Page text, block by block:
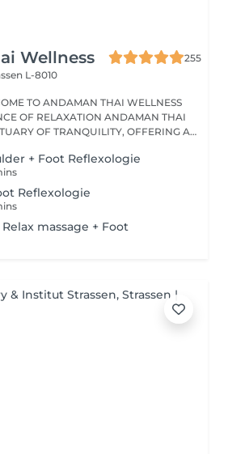
Wellness
255
L-8010
TO ANDAMAN THAI WELLNESS
OF RELAXATION ANDAMAN THAI
OF TRANQUILITY, OFFERING A
+ Foot Reflexologie
Reflexologie
massage + Foot